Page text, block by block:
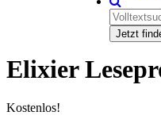
Jetzt
Elixier
Kostenlos!